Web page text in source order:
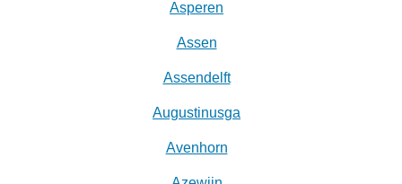
Asperen
Assen
Assendelft
Augustinusga
Avenhorn